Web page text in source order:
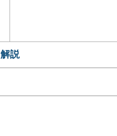
解説